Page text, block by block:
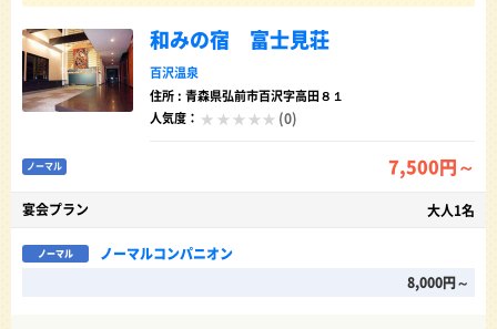
和みの宿 富士見荘
百沢温泉
住所 : 青森県弘前市百沢字高田８１
人気度：
(0)
ノーマル 7,500円～
宴会プラン 大人1名
ノーマル
ノーマルコンパニオン
8,000円～